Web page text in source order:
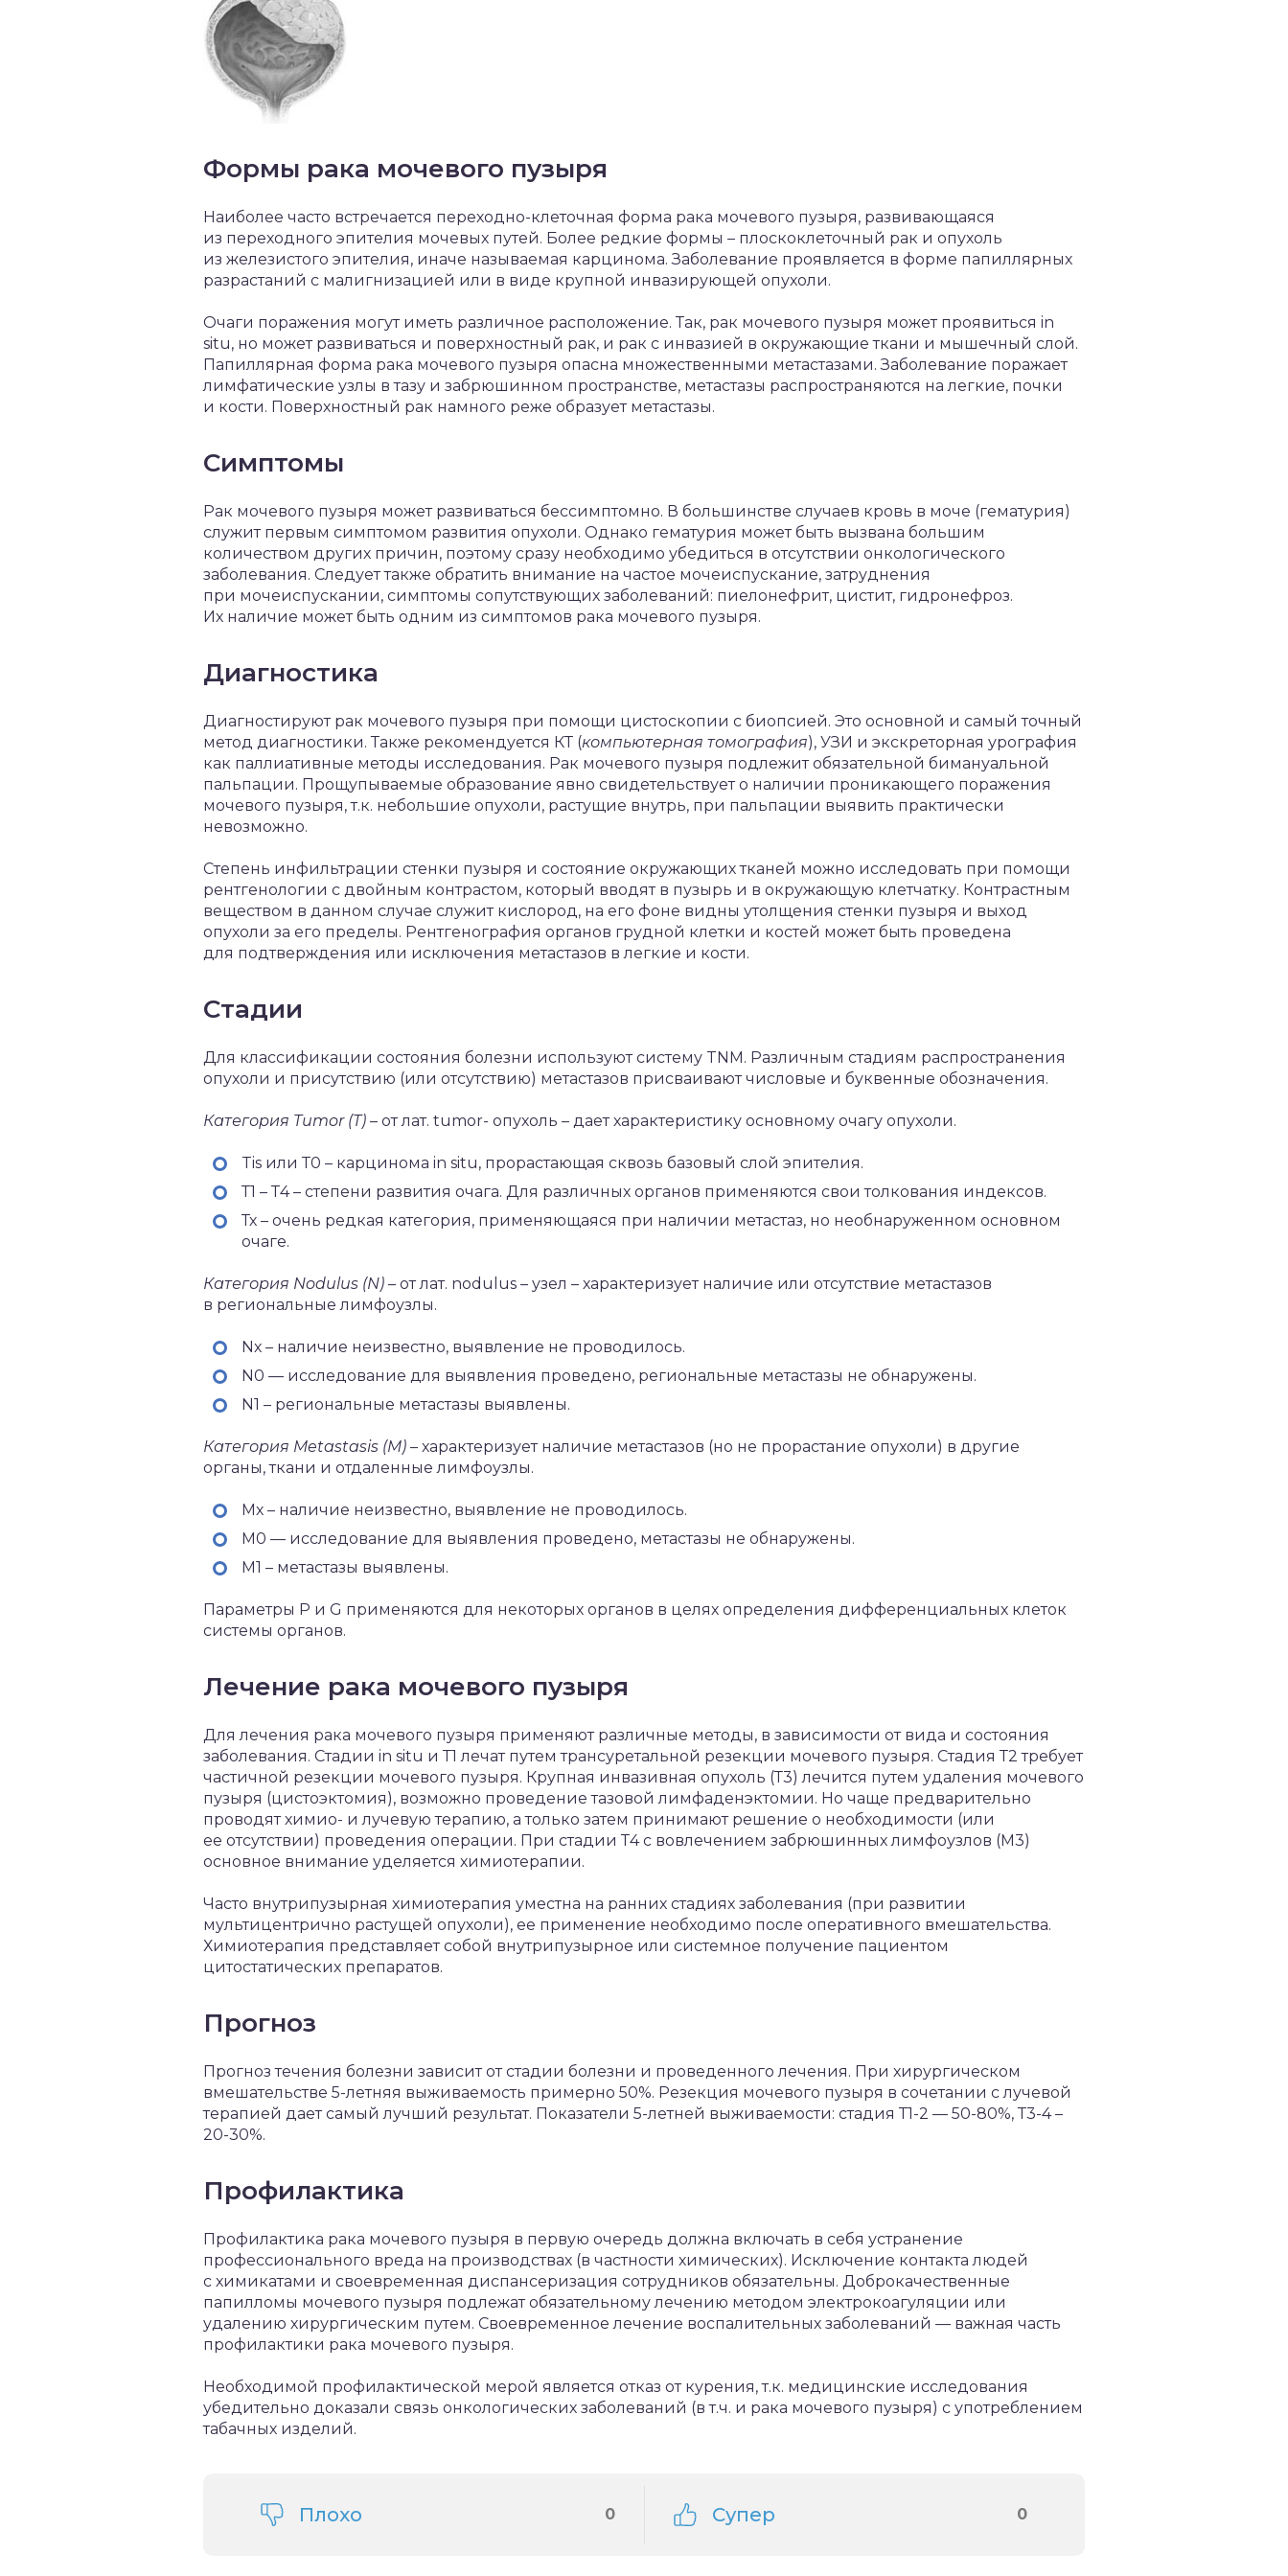
Формы рака мочевого пузыря
Наиболее часто встречается переходно-клеточная форма рака мочевого пузыря, развивающаяся
из переходного эпителия мочевых путей. Более редкие формы – плоскоклеточный рак и опухоль
из железистого эпителия, иначе называемая карцинома. Заболевание проявляется в форме папиллярных
разрастаний с малигнизацией или в виде крупной инвазирующей опухоли.
Очаги поражения могут иметь различное расположение. Так, рак мочевого пузыря может проявиться in
situ, но может развиваться и поверхностный рак, и рак с инвазией в окружающие ткани и мышечный слой.
Папиллярная форма рака мочевого пузыря опасна множественными метастазами. Заболевание поражает
лимфатические узлы в тазу и забрюшинном пространстве, метастазы распространяются на легкие, почки
и кости. Поверхностный рак намного реже образует метастазы.
Симптомы
Рак мочевого пузыря может развиваться бессимптомно. В большинстве случаев кровь в моче (гематурия)
служит первым симптомом развития опухоли. Однако гематурия может быть вызвана большим
количеством других причин, поэтому сразу необходимо убедиться в отсутствии онкологического
заболевания. Следует также обратить внимание на частое мочеиспускание, затруднения
при мочеиспускании, симптомы сопутствующих заболеваний: пиелонефрит, цистит, гидронефроз.
Их наличие может быть одним из симптомов рака мочевого пузыря.
Диагностика
Диагностируют рак мочевого пузыря при помощи цистоскопии с биопсией. Это основной и самый точный
метод диагностики. Также рекомендуется КТ (компьютерная томография), УЗИ и экскреторная урография
как паллиативные методы исследования. Рак мочевого пузыря подлежит обязательной бимануальной
пальпации. Прощупываемые образование явно свидетельствует о наличии проникающего поражения
мочевого пузыря, т.к. небольшие опухоли, растущие внутрь, при пальпации выявить практически
невозможно.
Степень инфильтрации стенки пузыря и состояние окружающих тканей можно исследовать при помощи
рентгенологии с двойным контрастом, который вводят в пузырь и в окружающую клетчатку. Контрастным
веществом в данном случае служит кислород, на его фоне видны утолщения стенки пузыря и выход
опухоли за его пределы. Рентгенография органов грудной клетки и костей может быть проведена
для подтверждения или исключения метастазов в легкие и кости.
Стадии
Для классификации состояния болезни используют систему TNM. Различным стадиям распространения
опухоли и присутствию (или отсутствию) метастазов присваивают числовые и буквенные обозначения.
Категория Tumor (T) – от лат. tumor- опухоль – дает характеристику основному очагу опухоли.
Tis или Т0 – карцинома in situ, прорастающая сквозь базовый слой эпителия.
Т1 – Т4 – степени развития очага. Для различных органов применяются свои толкования индексов.
Тх – очень редкая категория, применяющаяся при наличии метастаз, но необнаруженном основном
очаге.
Категория Nodulus (N) – от лат. nodulus – узел – характеризует наличие или отсутствие метастазов
в региональные лимфоузлы.
Nх – наличие неизвестно, выявление не проводилось.
N0 — исследование для выявления проведено, региональные метастазы не обнаружены.
N1 – региональные метастазы выявлены.
Категория Metastasis (M) – характеризует наличие метастазов (но не прорастание опухоли) в другие
органы, ткани и отдаленные лимфоузлы.
Мх – наличие неизвестно, выявление не проводилось.
М0 — исследование для выявления проведено, метастазы не обнаружены.
М1 – метастазы выявлены.
Параметры Р и G применяются для некоторых органов в целях определения дифференциальных клеток
системы органов.
Лечение рака мочевого пузыря
Для лечения рака мочевого пузыря применяют различные методы, в зависимости от вида и состояния
заболевания. Стадии in situ и Т1 лечат путем трансуретальной резекции мочевого пузыря. Стадия Т2 требует
частичной резекции мочевого пузыря. Крупная инвазивная опухоль (Т3) лечится путем удаления мочевого
пузыря (цистоэктомия), возможно проведение тазовой лимфаденэктомии. Но чаще предварительно
проводят химио- и лучевую терапию, а только затем принимают решение о необходимости (или
ее отсутствии) проведения операции. При стадии Т4 с вовлечением забрюшинных лимфоузлов (М3)
основное внимание уделяется химиотерапии.
Часто внутрипузырная химиотерапия уместна на ранних стадиях заболевания (при развитии
мультицентрично растущей опухоли), ее применение необходимо после оперативного вмешательства.
Химиотерапия представляет собой внутрипузырное или системное получение пациентом
цитостатических препаратов.
Прогноз
Прогноз течения болезни зависит от стадии болезни и проведенного лечения. При хирургическом
вмешательстве 5-летняя выживаемость примерно 50%. Резекция мочевого пузыря в сочетании с лучевой
терапией дает самый лучший результат. Показатели 5-летней выживаемости: стадия Т1-2 — 50-80%, Т3-4 –
20-30%.
Профилактика
Профилактика рака мочевого пузыря в первую очередь должна включать в себя устранение
профессионального вреда на производствах (в частности химических). Исключение контакта людей
с химикатами и своевременная диспансеризация сотрудников обязательны. Доброкачественные
папилломы мочевого пузыря подлежат обязательному лечению методом электрокоагуляции или
удалению хирургическим путем. Своевременное лечение воспалительных заболеваний — важная часть
профилактики рака мочевого пузыря.
Необходимой профилактической мерой является отказ от курения, т.к. медицинские исследования
убедительно доказали связь онкологических заболеваний (в т.ч. и рака мочевого пузыря) с употреблением
табачных изделий.
Плохо 0 Супер 0